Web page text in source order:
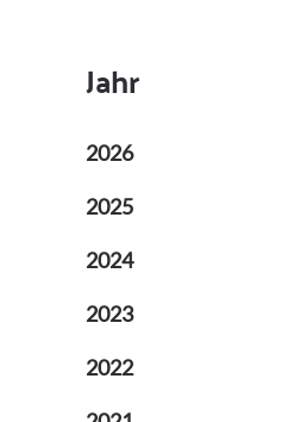
Jahr
2026
2025
2024
2023
2022